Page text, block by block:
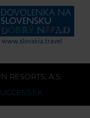
RESORTS, A.S.